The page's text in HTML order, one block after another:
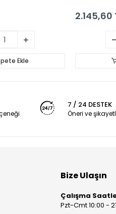
Ekle
2.145,60
7 / 24 DESTEK
Öneri ve
Bize Ulaşın
Çalışma
Pzt-Cmt 10:00 -